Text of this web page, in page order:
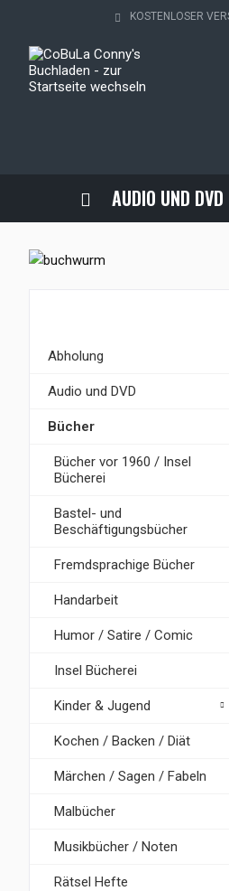
KOSTENLOSER
AUDIO UND DVD
Abholung
Audio und DVD
Bücher
Bücher vor 1960 / Insel
Bücherei
Bastel- und
Beschäftigungsbücher
Fremdsprachige Bücher
Handarbeit
Humor / Satire / Comic
Insel Bücherei
Kinder & Jugend
Kochen / Backen / Diät
Märchen / Sagen / Fabeln
Malbücher
Musikbücher / Noten
Rätsel Hefte